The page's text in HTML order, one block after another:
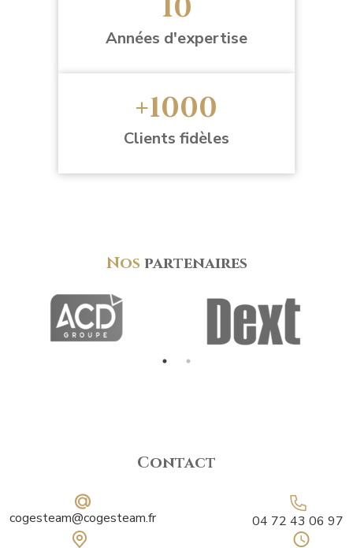
10
Années d'expertise
+1000
Clients fidèles
Nos partenaires
Contact
cogesteam@cogesteam.fr 04 72 43 06 97